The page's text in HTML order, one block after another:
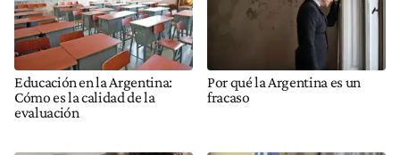
Educación en la Argentina:
Cómo es la calidad de la
evaluación
Por qué la Argentina es un
fracaso